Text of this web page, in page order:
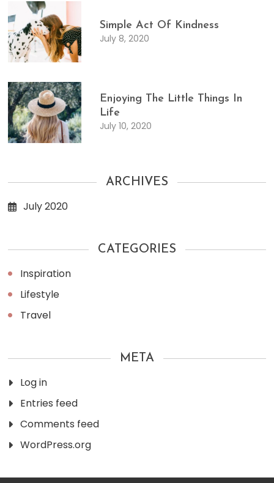
Simple Act Of Kindness
July 8, 2020
Enjoying The Little Things In
Life
July 10, 2020
ARCHIVES
July 2020
CATEGORIES
Inspiration
Lifestyle
Travel
META
Log in
Entries feed
Comments feed
WordPress.org